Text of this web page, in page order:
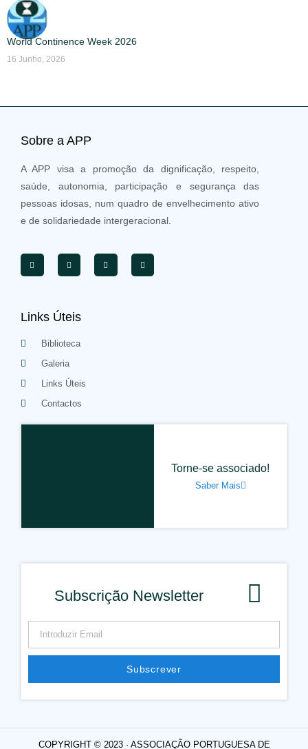
World Continence Week 2026
16 Junho, 2026
Sobre a APP
A APP visa a promoção da dignificação, respeito,
saúde, autonomia, participação e segurança das
pessoas idosas, num quadro de envelhecimento ativo
e de solidariedade intergeracional.
Links Úteis
Biblioteca
Galeria
Links Úteis
Contactos
Torne-se associado!
Saber Mais
Subscrição Newsletter
Subscrever
COPYRIGHT © 2023 · ASSOCIAÇÃO PORTUGUESA DE